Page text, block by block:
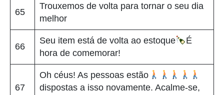
65
Trouxemos de volta para tornar o seu dia
melhor
66
Seu item está de volta ao estoque
É
hora de comemorar!
67
Oh céus! As pessoas estão
dispostas a isso novamente. Acalme-se,